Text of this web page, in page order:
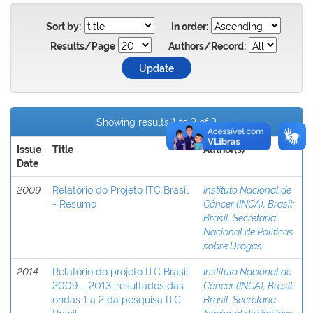
Sort by:
In order:
Results/Page
Authors/Record:
Showing results 1 to 3 of 3
Issue
Date
Title Author(s)
2009
Relatório do Projeto ITC Brasil
- Resumo
Instituto Nacional de
Câncer (INCA), Brasil;
Brasil. Secretaria
Nacional de Políticas
sobre Drogas
2014
Relatório do projeto ITC Brasil
2009 – 2013: resultados das
ondas 1 a 2 da pesquisa ITC-
Instituto Nacional de
Câncer (INCA), Brasil;
Brasil. Secretaria